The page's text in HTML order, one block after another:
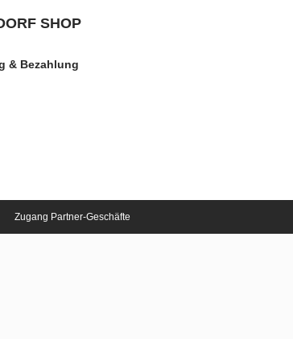
SHOP
& Bezahlung
Zugang Partner-Geschäfte